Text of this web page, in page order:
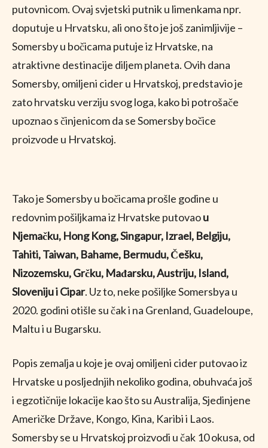
putovnicom. Ovaj svjetski putnik u limenkama npr.
doputuje u Hrvatsku, ali ono što je još zanimljivije –
Somersby u bočicama putuje iz Hrvatske, na
atraktivne destinacije diljem planeta. Ovih dana
Somersby, omiljeni cider u Hrvatskoj, predstavio je
zato hrvatsku verziju svog loga, kako bi potrošače
upoznao s činjenicom da se Somersby bočice
proizvode u Hrvatskoj.
Tako je Somersby u bočicama prošle godine u
redovnim pošiljkama iz Hrvatske putovaou
Njemačku, Hong Kong, Singapur, Izrael, Belgiju,
Tahiti, Taiwan, Bahame, Bermudu, Češku,
Nizozemsku, Grčku, Mađarsku, Austriju, Island,
Sloveniju i Cipar. Uz to, neke pošiljke Somersbya u
2020. godini otišle su čak i na Grenland, Guadeloupe,
Maltu i u Bugarsku.
Popis zemalja u koje je ovaj omiljeni cider putovao iz
Hrvatske u posljednjih nekoliko godina, obuhvaća još
i egzotičnije lokacije kao što su Australija, Sjedinjene
Američke Države, Kongo, Kina, Karibi i Laos.
Somersby se u Hrvatskoj proizvodi u čak 10 okusa, od